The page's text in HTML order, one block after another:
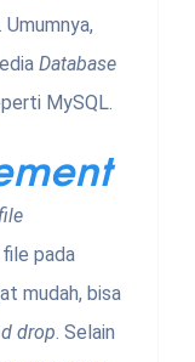
Umumnya,
Database
MySQL.
pada
mudah, bisa
drop. Selain